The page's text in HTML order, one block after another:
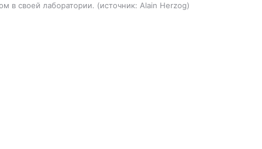
в своей лаборатории. источник: Alain Herzog